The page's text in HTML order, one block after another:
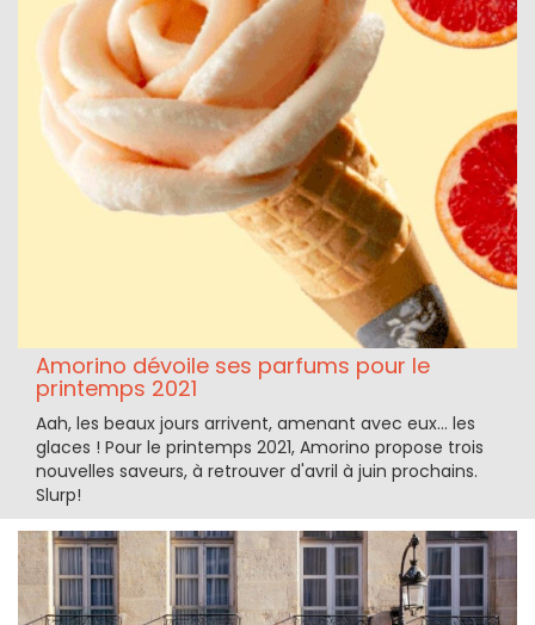
Amorino dévoile ses parfums pour le
printemps 2021
Aah, les beaux jours arrivent, amenant avec eux... les
glaces ! Pour le printemps 2021, Amorino propose trois
nouvelles saveurs, à retrouver d'avril à juin prochains.
Slurp!